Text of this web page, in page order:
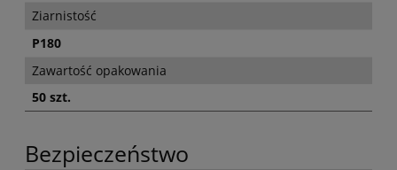
Ziarnistość
P180
Zawartość opakowania
50 szt.
Bezpieczeństwo